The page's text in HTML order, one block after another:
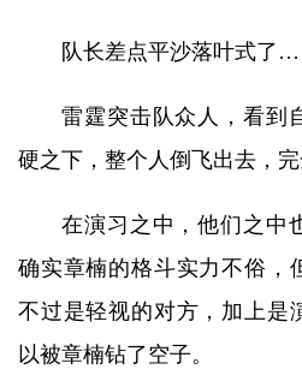
队长差点平沙落叶式了
雷霆突击队众人，看到
硬之下，整个人倒飞出去，完
在演习之中，他们之中
确实章楠的格斗实力不俗，
不过是轻视的对方，加上是
以被章楠钻了空子。